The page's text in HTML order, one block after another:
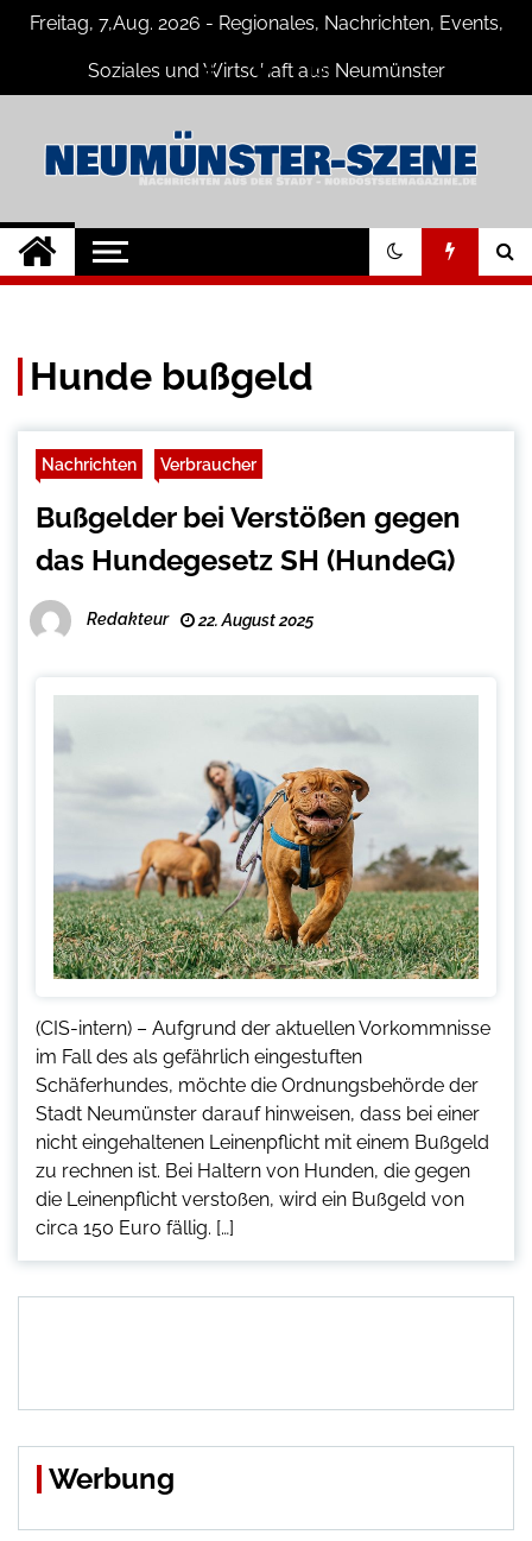
SkipFreitag, 7,Aug. 2026 - Regionales, Nachrichten, Events,
Soziales und Wirtschaft aus Neumünster
Neumünster
Szene
Neuigkeiten und Nachrichten aus
Neumünster und Umgebung
Hunde bußgeld
Nachrichten Verbraucher
Bußgelder bei Verstößen gegen
das Hundegesetz SH (HundeG)
Redakteur 22. August 2025
(CIS-intern) – Aufgrund der aktuellen Vorkommnisse
im Fall des als gefährlich eingestuften
Schäferhundes, möchte die Ordnungsbehörde der
Stadt Neumünster darauf hinweisen, dass bei einer
nicht eingehaltenen Leinenpflicht mit einem Bußgeld
zu rechnen ist. Bei Haltern von Hunden, die gegen
die Leinenpflicht verstoßen, wird ein Bußgeld von
circa 150 Euro fällig. […]
Werbung